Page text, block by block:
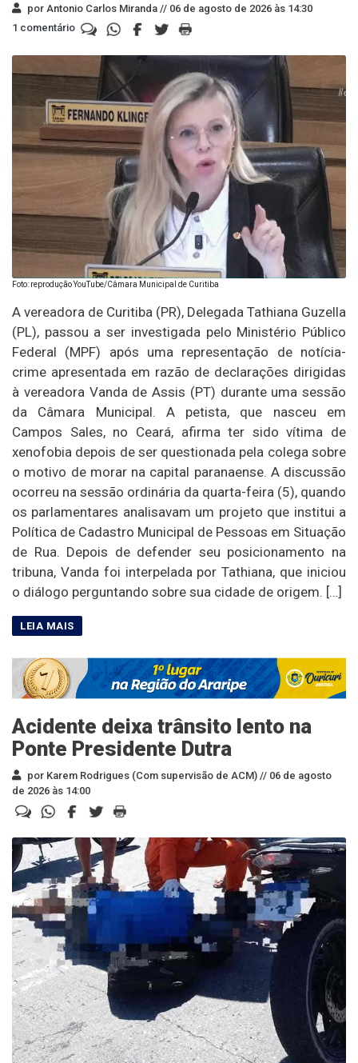
por Antonio Carlos Miranda // 06 de agosto de 2026 às 14:30
1 comentário
Foto: reprodução YouTube/Câmara Municipal de Curitiba
A vereadora de Curitiba (PR), Delegada Tathiana Guzella
(PL), passou a ser investigada pelo Ministério Público
Federal (MPF) após uma representação de notícia-
crime apresentada em razão de declarações dirigidas
à vereadora Vanda de Assis (PT) durante uma sessão
da Câmara Municipal. A petista, que nasceu em
Campos Sales, no Ceará, afirma ter sido vítima de
xenofobia depois de ser questionada pela colega sobre
o motivo de morar na capital paranaense. A discussão
ocorreu na sessão ordinária da quarta-feira (5), quando
os parlamentares analisavam um projeto que institui a
Política de Cadastro Municipal de Pessoas em Situação
de Rua. Depois de defender seu posicionamento na
tribuna, Vanda foi interpelada por Tathiana, que iniciou
o diálogo perguntando sobre sua cidade de origem. […]
Acidente deixa trânsito lento na
Ponte Presidente Dutra
por Karem Rodrigues (Com supervisão de ACM) // 06 de agosto
de 2026 às 14:00